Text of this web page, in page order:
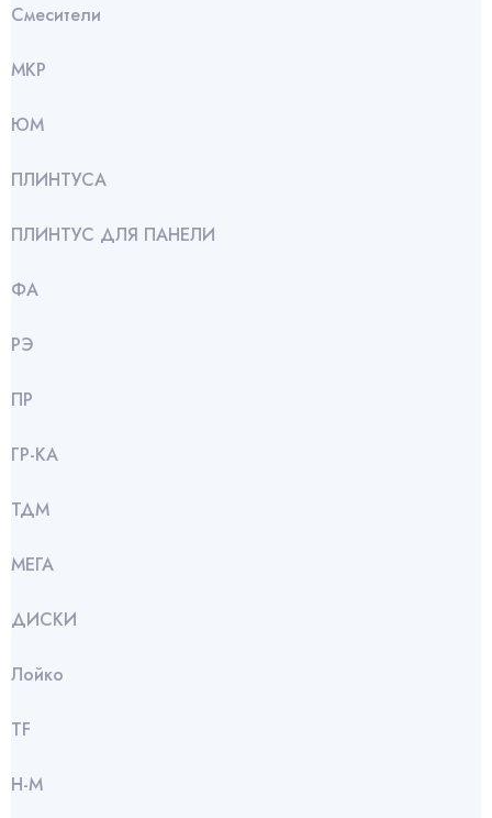
Смесители
МКР
ЮМ
ПЛИНТУСА
ПЛИНТУС ДЛЯ ПАНЕЛИ
ФА
РЭ
ПР
ГР-КА
ТДМ
МЕГА
ДИСКИ
Лойко
TF
Н-М